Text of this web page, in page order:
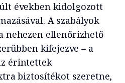
években kidolgozott
A szabályok
nehezen ellenőrizhető
kifejezve – a
érintettek
biztosítékot szeretne,